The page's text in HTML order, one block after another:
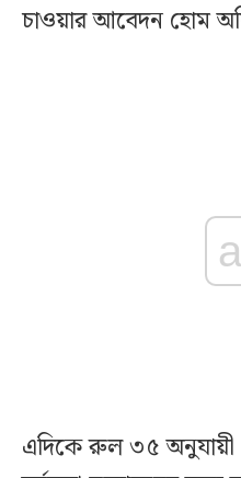
চাওয়ার আবেদন হোম
এদিকে রুল ৩৫ অনুযায়ী